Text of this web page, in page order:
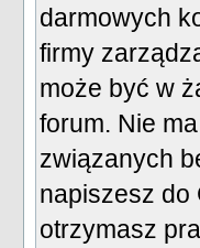
darmowych
firmy
może być w
forum. Nie
związanych
napiszesz do
otrzymasz